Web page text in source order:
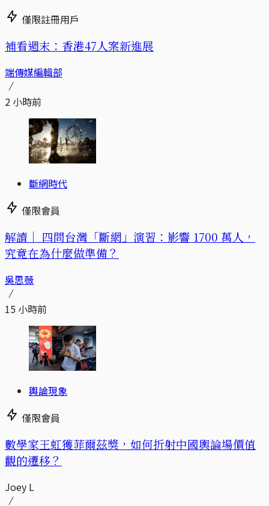
僅限註冊用戶
補看週末：香港47人案新進展
端傳媒編輯部
2 小時前
斷網時代
僅限會員
解讀｜ 四問台灣「斷網」演習：影響 1700 萬人，
究竟在為什麼做準備？
吳思薇
15 小時前
輿論現象
僅限會員
數學家王虹獲菲爾茲獎，如何折射中國輿論場價值
觀的遷移？
Joey L